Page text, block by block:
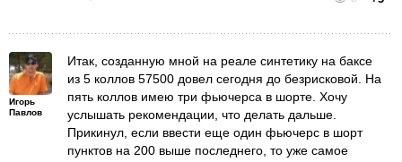
Игорь
Павлов
Итак, созданную мной на реале синтетику на баксе
из 5 коллов 57500 довел сегодня до безрисковой. На
пять коллов имею три фьючерса в шорте. Хочу
услышать рекомендации, что делать дальше.
Прикинул, если ввести еще один фьючерс в шорт
пунктов на 200 выше последнего, то уже самое